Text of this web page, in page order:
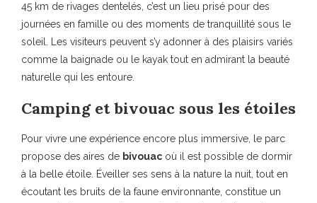
45 km de rivages dentelés, c’est un lieu prisé pour des
journées en famille ou des moments de tranquillité sous le
soleil. Les visiteurs peuvent s’y adonner à des plaisirs variés
comme la baignade ou le kayak tout en admirant la beauté
naturelle qui les entoure.
Camping et bivouac sous les étoiles
Pour vivre une expérience encore plus immersive, le parc
propose des aires de bivouac où il est possible de dormir
à la belle étoile. Éveiller ses sens à la nature la nuit, tout en
écoutant les bruits de la faune environnante, constitue un